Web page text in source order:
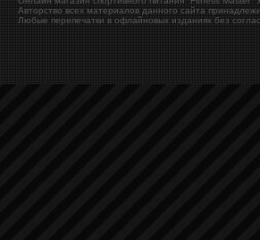
Авторство всех материалов данного сайта
Любые перепечатки в офлайновых изданиях без